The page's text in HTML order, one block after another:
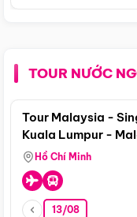
TOUR NƯỚC
Tour Malaysia -
Kuala Lumpur -
Singapore
Hồ Chí Minh
13/08